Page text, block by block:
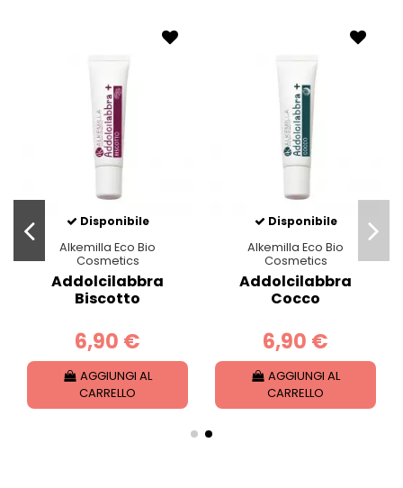
Disponibile
Alkemilla Eco Bio
Cosmetics
Addolcilabbra
Biscotto
6,90 €
AGGIUNGI AL
CARRELLO
Disponibile
Alkemilla Eco Bio
Cosmetics
Addolcilabbra
Cocco
6,90 €
AGGIUNGI AL
CARRELLO